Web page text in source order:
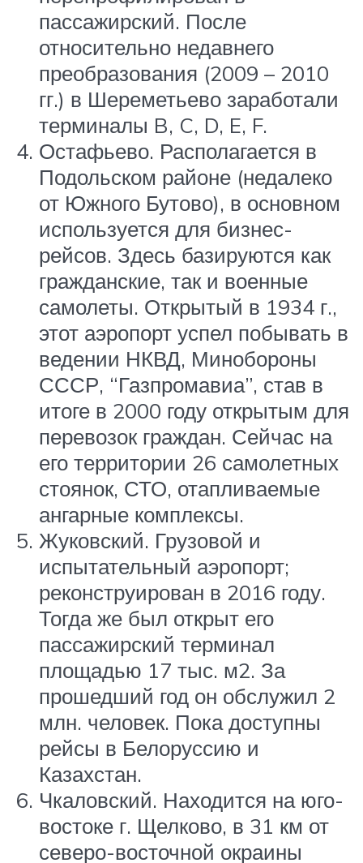
пассажирский. После
относительно недавнего
преобразования (2009 – 2010
гг.) в Шереметьево заработали
терминалы B, C, D, E, F.
Остафьево. Располагается в
Подольском районе (недалеко
от Южного Бутово), в основном
используется для бизнес-
рейсов. Здесь базируются как
гражданские, так и военные
самолеты. Открытый в 1934 г.,
этот аэропорт успел побывать в
ведении НКВД, Минобороны
СССР, “Газпромавиа”, став в
итоге в 2000 году открытым для
перевозок граждан. Сейчас на
его территории 26 самолетных
стоянок, СТО, отапливаемые
ангарные комплексы.
Жуковский. Грузовой и
испытательный аэропорт;
реконструирован в 2016 году.
Тогда же был открыт его
пассажирский терминал
площадью 17 тыс. м2. За
прошедший год он обслужил 2
млн. человек. Пока доступны
рейсы в Белоруссию и
Казахстан.
Чкаловский. Находится на юго-
востоке г. Щелково, в 31 км от
северо-восточной окраины